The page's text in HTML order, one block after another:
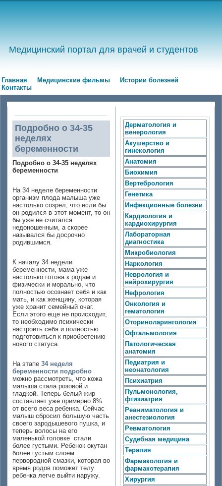
Медицинский портал для врачей и студентов
Главная Медицинские фильмы
Истории болезней
Контакты
Подробно о 34-35
неделях
беременности
Подробно о 34-35 неделях
беременности
На 34 неделе беременности
организм плода малыша уже
настолько созрел, что если бы
он родился в этот момент, то он
бы уже не считался
недоношенным, а скорее
назывался бы досрочно
родившимся.
К началу 34 недели
беременности, мама уже
настолько готова к родам и
физически и морально, что
полностью осознает себя и как
мать, и как женщину, которая
уже хранит семейный очаг.
Если этого еще не происходит,
то необходимо психически
настроить себя и полностью
подготовиться к приобретению
нового статуса.
На этапе 34 неделя
беременности подробно
можно рассмотреть, что кожа
малыша стала розовой и
гладкой. Теперь белый жир
составляет уже примерно 8%
от всего веса ребенка. Сейчас
малыш сбросил большую часть
своего зародышевого пушка, и
теперь волосы на его
маленькой головке стали
более густыми. Ребенок окутан
более густым слоем
первородной смазки, которая во
время родов поможет телу
ребенка легче выйти наружу.
Дерматология и
венерология
Акушерство и
гинекология
Анатомия
Биохимия
Вертебрология
Генетика
Инфекционные болезни
Кардиология и
кардиохирургия
Лабораторная
диагностика
Микробиология
Наркология
Неврология и
нейрохирургия
Нефрология
Онкология и
гематология
Оториноларингология
Офтальмология
Патологическая
анатомия
Педиатрия и
неонатология
Психиатрия
Пульмонология,
фтизиатрия
Реаниматология и
анестезиология
Ревматология
Судебная медицина
Терапия
Фармакология и
фармакотерапия
Хирургия